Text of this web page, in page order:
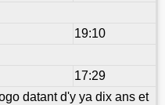
19:10
17:29
datant d'y ya dix ans et